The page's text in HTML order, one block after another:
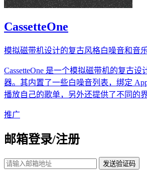
CassetteOne
模拟磁带机设计的复古风格白噪音和音
CassetteOne 是一个模拟磁带机的复古
器。其内置了一些白噪音列表，绑定
播放自己的歌单，另外还提供了不同的
推广
邮箱登录/注册
发送验证码